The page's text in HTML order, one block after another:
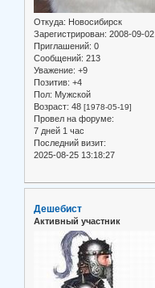
Откуда: Новосибирск
Зарегистрирован: 2008-09-02
Приглашений: 0
Сообщений: 213
Уважение: +9
Позитив: +4
Пол: Мужской
Возраст: 48 [1978-05-19]
Провел на форуме:
7 дней 1 час
Последний визит:
2025-08-25 13:18:27
Дешебист
Активный участник